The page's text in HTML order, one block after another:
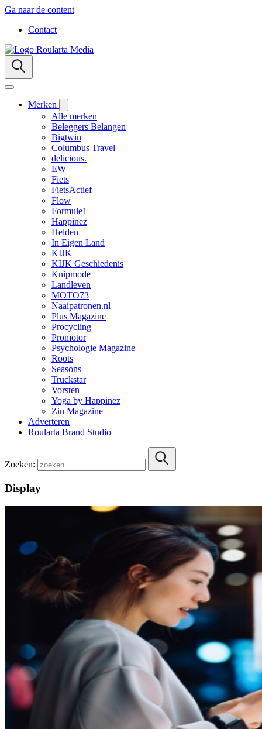
Ga naar de content
Contact
Merken
Alle merken
Beleggers Belangen
Bigtwin
Columbus Travel
delicious.
EW
Fiets
FietsActief
Flow
Formule1
Happinez
Helden
In Eigen Land
KIJK
KIJK Geschiedenis
Knipmode
Landleven
MOTO73
Naaipatronen.nl
Plus Magazine
Procycling
Promotor
Psychologie Magazine
Roots
Seasons
Truckstar
Vorsten
Yoga by Happinez
Zin Magazine
Adverteren
Roularta Brand Studio
Zoeken:
Display